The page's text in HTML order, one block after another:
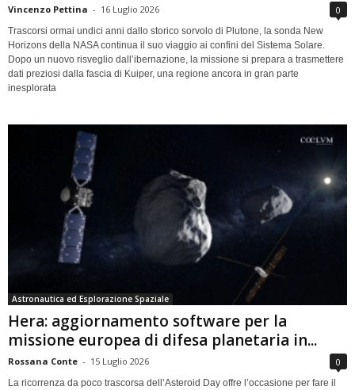
Vincenzo Pettina - 16 Luglio 2026 0
Trascorsi ormai undici anni dallo storico sorvolo di Plutone, la sonda New
Horizons della NASA continua il suo viaggio ai confini del Sistema Solare.
Dopo un nuovo risveglio dall’ibernazione, la missione si prepara a trasmettere
dati preziosi dalla fascia di Kuiper, una regione ancora in gran parte
inesplorata
Astronautica ed Esplorazione Spaziale
Hera: aggiornamento software per la
missione europea di difesa planetaria in...
Rossana Conte - 15 Luglio 2026 0
La ricorrenza da poco trascorsa dell’Asteroid Day offre l’occasione per fare il